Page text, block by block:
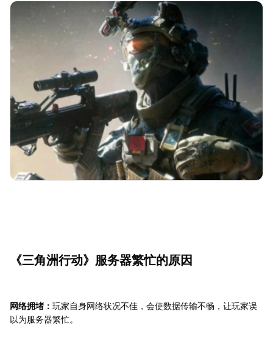
《三角洲行动》服务器繁忙的原因
网络拥堵： 玩家自身网络状况不佳，会使数据传输不畅，让玩家误
以为服务器繁忙。